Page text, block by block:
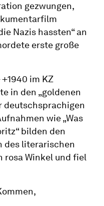
gezwungen,
Nazis hassten“ an
erste große
+1940 im KZ
in den „goldenen
deutschsprachigen
wie „Was
bilden den
des literarischen
rosa Winkel und fiel